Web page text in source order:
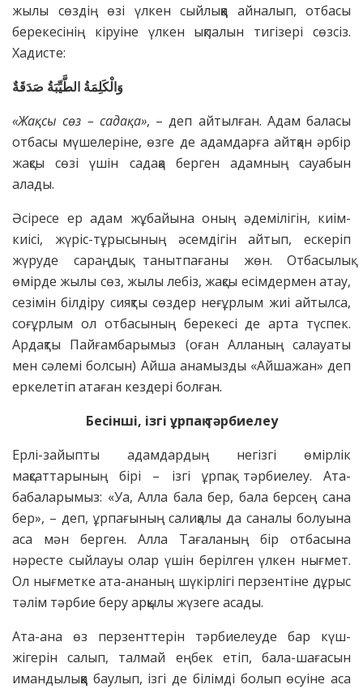
жылы сөздің өзі үлкен сыйлыққа айналып, отбасы
берекесінің кіруіне үлкен ықпалын тигізері сөзсіз.
Хадисте:
وَالْكَلِمَةُ الطَّيِّبَةُ صَدَقَةٌ
«Жақсы сөз – садақа», – деп айтылған. Адам баласы
отбасы мүшелеріне, өзге де адамдарға айтқан әрбір
жақсы сөзі үшін садақа берген адамның сауабын
алады.
Әсіресе ер адам жұбайына оның әдемілігін, киім-
киісі, жүріс-тұрысының әсемдігін айтып, ескеріп
жүруде сараңдық танытпағаны жөн. Отбасылық
өмірде жылы сөз, жылы лебіз, жақсы есімдермен атау,
сезімін білдіру сияқты сөздер неғұрлым жиі айтылса,
соғұрлым ол отбасының берекесі де арта түспек.
Ардақты Пайғамбарымыз (оған Алланың салауаты
мен сәлемі болсын) Айша анамызды «Айшажан» деп
еркелетіп атаған кездері болған.
Бесінші, ізгі ұрпақ тәрбиелеу
Ерлі-зайыпты адамдардың негізгі өмірлік
мақсаттарының бірі – ізгі ұрпақ тәрбиелеу. Ата-
бабаларымыз: «Уа, Алла бала бер, бала берсең сана
бер», – деп, ұрпағының салиқалы да саналы болуына
аса мән берген. Алла Тағаланың бір отбасына
нәресте сыйлауы олар үшін берілген үлкен нығмет.
Ол нығметке ата-ананың шүкірлігі перзентіне дұрыс
тәлім тәрбие беру арқылы жүзеге асады.
Ата-ана өз перзенттерін тәрбиелеуде бар күш-
жігерін салып, талмай еңбек етіп, бала-шағасын
имандылыққа баулып, ізгі де білімді болып өсуіне аса